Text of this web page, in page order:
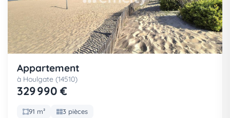
Appartement
à Houlgate (14510)
329 990 €
91 m² 3 pièces